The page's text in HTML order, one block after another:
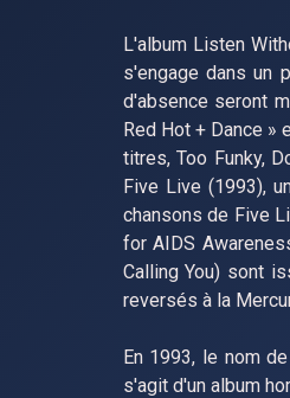
L'album Listen
s'engage dans un
d'absence seront
Red Hot + Dance »
titres, Too Funky,
Five Live (1993),
chansons de Five
for AIDS
Calling You) sont
reversés à la
En 1993, le nom
s'agit d'un album